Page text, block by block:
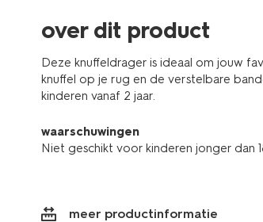
over dit product
Deze knuffeldrager is ideaal om jouw
knuffel op je rug en de verstelbare
kinderen vanaf 2 jaar.
waarschuwingen
Niet geschikt voor kinderen jonger dan
meer productinformatie